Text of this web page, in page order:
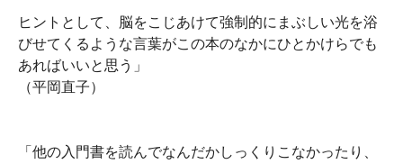
ヒントとして、脳をこじあけて強制的にまぶしい光を浴
びせてくるような言葉がこの本のなかにひとかけらでも
あればいいと思う」
（平岡直子）
「他の入門書を読んでなんだかしっくりこなかったり、